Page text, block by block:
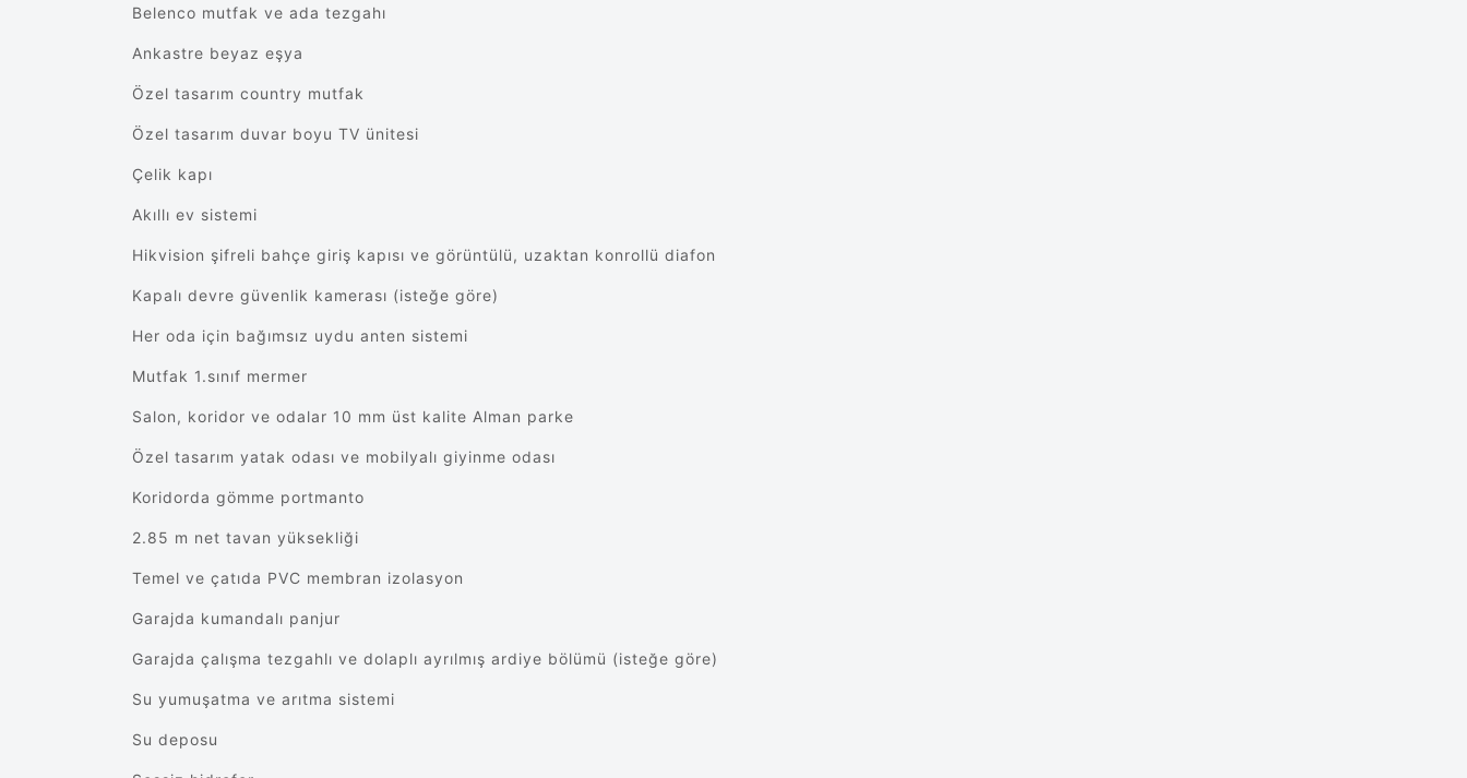
Belenco mutfak ve ada tezgahı
Ankastre beyaz eşya
Özel tasarım country mutfak
Özel tasarım duvar boyu TV ünitesi
Çelik kapı
Akıllı ev sistemi
Hikvision şifreli bahçe giriş kapısı ve görüntülü, uzaktan konrollü diafon
Kapalı devre güvenlik kamerası (isteğe göre)
Her oda için bağımsız uydu anten sistemi
Mutfak 1.sınıf mermer
Salon, koridor ve odalar 10 mm üst kalite Alman parke
Özel tasarım yatak odası ve mobilyalı giyinme odası
Koridorda gömme portmanto
2.85 m net tavan yüksekliği
Temel ve çatıda PVC membran izolasyon
Garajda kumandalı panjur
Garajda çalışma tezgahlı ve dolaplı ayrılmış ardiye bölümü (isteğe göre)
Su yumuşatma ve arıtma sistemi
Su deposu